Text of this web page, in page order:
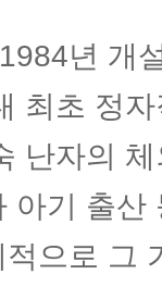
년 개
최초 정
난자의
아기 출산
으로 그